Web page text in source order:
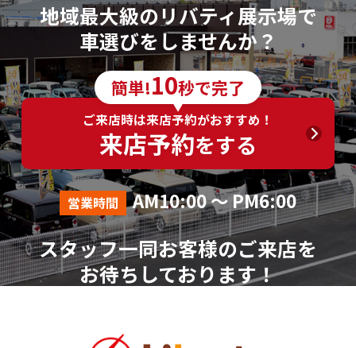
地域最大級のリバティ展示場で
車選びをしませんか？
簡単!10秒で完了
ご来店時は来店予約がおすすめ！
来店予約をする
営業時間 AM10:00 ～ PM6:00
スタッフ一同お客様のご来店を
お待ちしております！